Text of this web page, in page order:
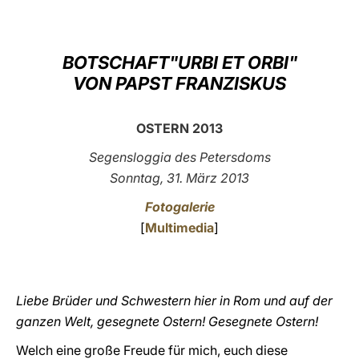
LATINE
BOTSCHAFT"URBI ET ORBI"
VON PAPST FRANZISKUS
OSTERN 2013
Segensloggia des Petersdoms
Sonntag, 31. März 2013
Fotogalerie
[Multimedia]
Liebe Brüder und Schwestern hier in Rom und auf der
ganzen Welt, gesegnete Ostern! Gesegnete Ostern!
Welch eine große Freude für mich, euch diese